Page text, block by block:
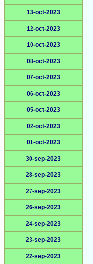
13-oct-2023
12-oct-2023
10-oct-2023
08-oct-2023
07-oct-2023
06-oct-2023
05-oct-2023
02-oct-2023
01-oct-2023
30-sep-2023
28-sep-2023
27-sep-2023
26-sep-2023
24-sep-2023
23-sep-2023
22-sep-2023